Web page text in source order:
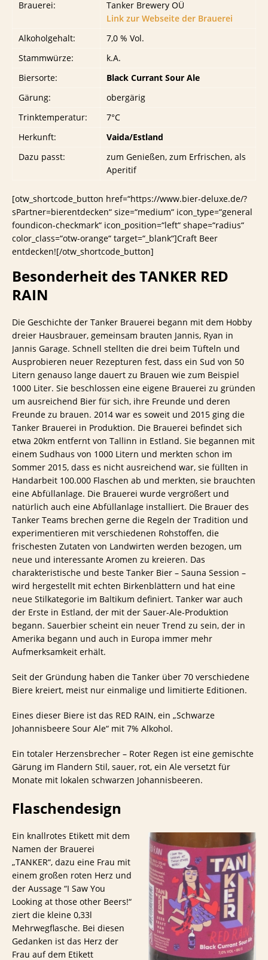
Brauerei:
Tanker Brewery OÜ
Link zur Webseite der Brauerei
Alkoholgehalt:
7,0 % Vol.
Stammwürze:
k.A.
Biersorte:
Black Currant Sour Ale
Gärung:
obergärig
Trinktemperatur:
7°C
Herkunft:
Vaida/Estland
Dazu passt:
zum Genießen, zum Erfrischen, als
Aperitif
[otw_shortcode_button href=“https://www.bier-deluxe.de/?
sPartner=bierentdecken“ size=“medium“ icon_type=“general
foundicon-checkmark“ icon_position=“left“ shape=“radius“
color_class=“otw-orange“ target=“_blank“]Craft Beer
entdecken![/otw_shortcode_button]
Besonderheit des TANKER RED
RAIN
Die Geschichte der Tanker Brauerei begann mit dem Hobby
dreier Hausbrauer, gemeinsam brauten Jannis, Ryan in
Jannis Garage. Schnell stellten die drei beim Tüfteln und
Ausprobieren neuer Rezepturen fest, dass ein Sud von 50
Litern genauso lange dauert zu Brauen wie zum Beispiel
1000 Liter. Sie beschlossen eine eigene Brauerei zu gründen
um ausreichend Bier für sich, ihre Freunde und deren
Freunde zu brauen. 2014 war es soweit und 2015 ging die
Tanker Brauerei in Produktion. Die Brauerei befindet sich
etwa 20km entfernt von Tallinn in Estland. Sie begannen mit
einem Sudhaus von 1000 Litern und merkten schon im
Sommer 2015, dass es nicht ausreichend war, sie füllten in
Handarbeit 100.000 Flaschen ab und merkten, sie brauchten
eine Abfüllanlage. Die Brauerei wurde vergrößert und
natürlich auch eine Abfüllanlage installiert. Die Brauer des
Tanker Teams brechen gerne die Regeln der Tradition und
experimentieren mit verschiedenen Rohstoffen, die
frischesten Zutaten von Landwirten werden bezogen, um
neue und interessante Aromen zu kreieren. Das
charakteristische und beste Tanker Bier – Sauna Session –
wird hergestellt mit echten Birkenblättern und hat eine
neue Stilkategorie im Baltikum definiert. Tanker war auch
der Erste in Estland, der mit der Sauer-Ale-Produktion
begann. Sauerbier scheint ein neuer Trend zu sein, der in
Amerika begann und auch in Europa immer mehr
Aufmerksamkeit erhält.
Seit der Gründung haben die Tanker über 70 verschiedene
Biere kreiert, meist nur einmalige und limitierte Editionen.
Eines dieser Biere ist das RED RAIN, ein „Schwarze
Johannisbeere Sour Ale“ mit 7% Alkohol.
Ein totaler Herzensbrecher – Roter Regen ist eine gemischte
Gärung im Flandern Stil, sauer, rot, ein Ale versetzt für
Monate mit lokalen schwarzen Johannisbeeren.
Flaschendesign
Ein knallrotes Etikett mit dem
Namen der Brauerei
„TANKER“, dazu eine Frau mit
einem großen roten Herz und
der Aussage “I Saw You
Looking at those other Beers!“
ziert die kleine 0,33l
Mehrwegflasche. Bei diesen
Gedanken ist das Herz der
Frau auf dem Etikett